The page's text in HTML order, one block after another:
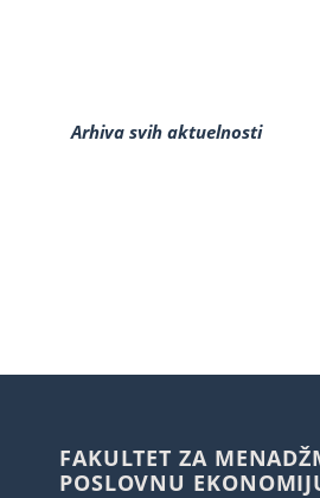
Arhiva svih aktuelnosti
FAKULTET ZA
POSLOVNU